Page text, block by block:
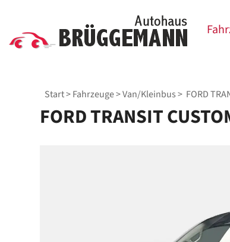
Start>Fahrzeuge>Van/Kleinbus> FORD
FORD TRANSIT